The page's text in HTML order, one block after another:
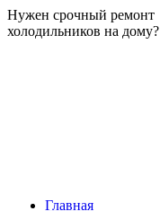
Нужен срочный ремонт
холодильников на дому?
Главная